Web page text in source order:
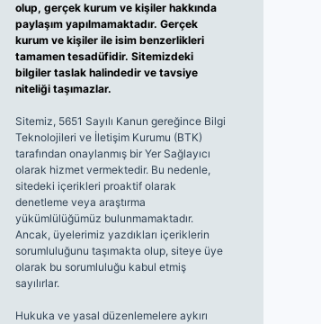
olup, gerçek kurum ve kişiler hakkında
paylaşım yapılmamaktadır. Gerçek
kurum ve kişiler ile isim benzerlikleri
tamamen tesadüfidir. Sitemizdeki
bilgiler taslak halindedir ve tavsiye
niteliği taşımazlar.
Sitemiz, 5651 Sayılı Kanun gereğince Bilgi
Teknolojileri ve İletişim Kurumu (BTK)
tarafından onaylanmış bir Yer Sağlayıcı
olarak hizmet vermektedir. Bu nedenle,
sitedeki içerikleri proaktif olarak
denetleme veya araştırma
yükümlülüğümüz bulunmamaktadır.
Ancak, üyelerimiz yazdıkları içeriklerin
sorumluluğunu taşımakta olup, siteye üye
olarak bu sorumluluğu kabul etmiş
sayılırlar.
Hukuka ve yasal düzenlemelere aykırı